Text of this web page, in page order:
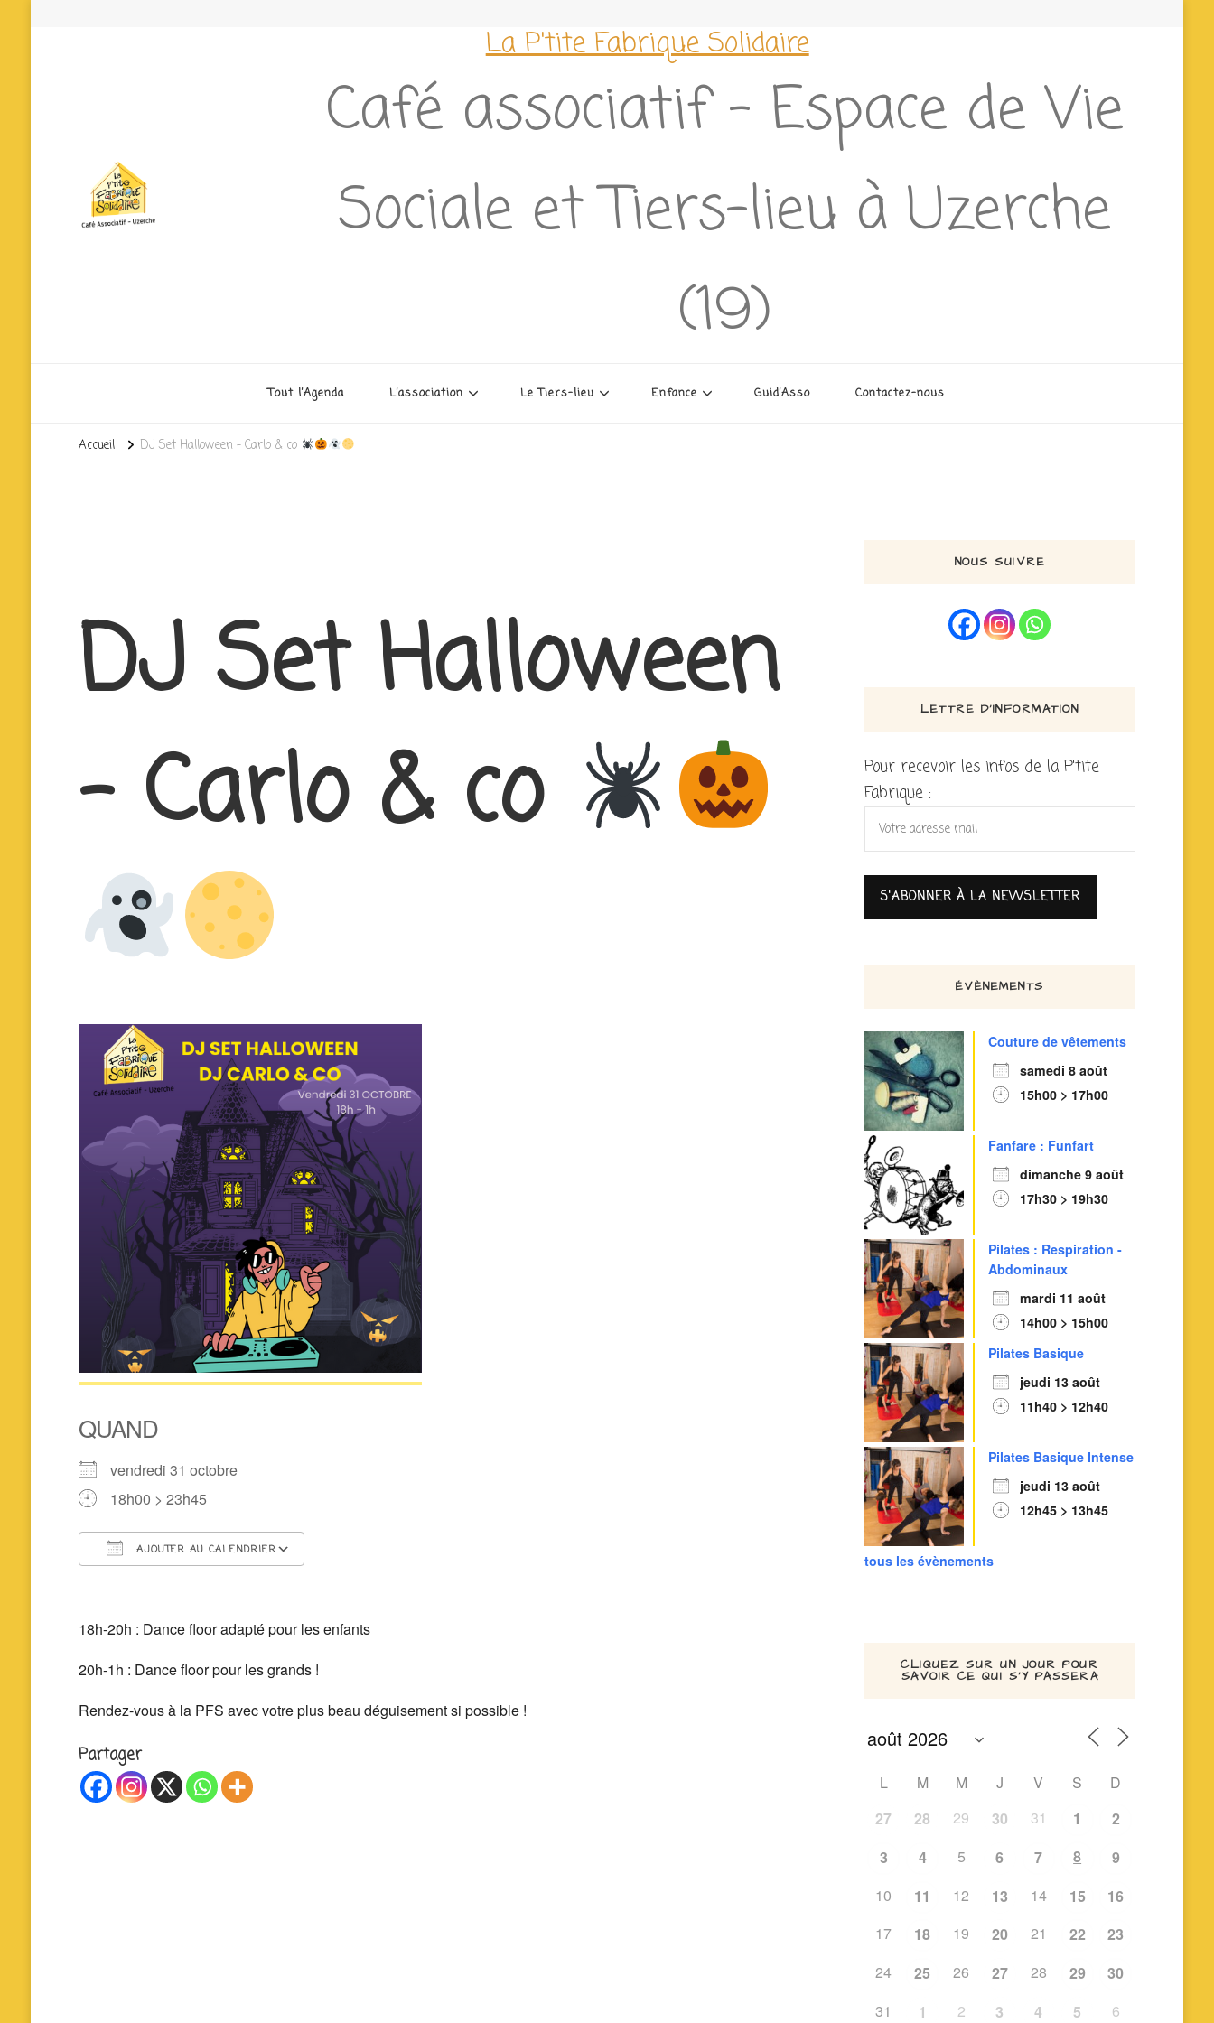
La P'tite Fabrique Solidaire
Café associatif – Espace de Vie
Sociale et Tiers-lieu à Uzerche
(19)
Tout l’Agenda L’association Le Tiers-lieu Enfance Guid’Asso Contactez-nous
Accueil DJ Set Halloween – Carlo & co
DJ Set Halloween
– Carlo & co
QUAND
vendredi 31 octobre
18h00 > 23h45
AJOUTER AU CALENDRIER
18h-20h : Dance floor adapté pour les enfants
20h-1h : Dance floor pour les grands !
Rendez-vous à la PFS avec votre plus beau déguisement si possible !
Partager
NOUS SUIVRE
LETTRE D’INFORMATION
Pour recevoir les infos de la P'tite
Fabrique :
ÉVÈNEMENTS
Couture de vêtements
samedi 8 août
15h00 > 17h00
Fanfare : Funfart
dimanche 9 août
17h30 > 19h30
Pilates : Respiration -
Abdominaux
mardi 11 août
14h00 > 15h00
Pilates Basique
jeudi 13 août
11h40 > 12h40
Pilates Basique Intense
jeudi 13 août
12h45 > 13h45
tous les évènements
CLIQUEZ SUR UN JOUR POUR
SAVOIR CE QUI S’Y PASSERA
L M M J V S
D
27
28 29 30 31 1
2
3
4 5 6 7 8
9
10
11 12 13 14 15
16
17
18 19 20 21 22
23
24
25 26 27 28 29
30
31
1 2 3 4 5 6